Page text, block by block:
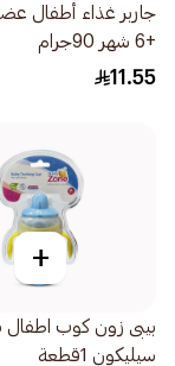
جاربر غذاء أطفال
+6 شهر 90جرام
11.55
+
بيبى زون كوب
سيليكون 1قطعة